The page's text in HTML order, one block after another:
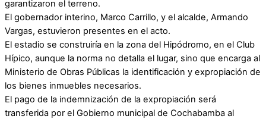
garantizaron el terreno.
El gobernador interino, Marco Carrillo, y el alcalde, Armando
Vargas, estuvieron presentes en el acto.
El estadio se construiría en la zona del Hipódromo, en el Club
Hípico, aunque la norma no detalla el lugar, sino que encarga al
Ministerio de Obras Públicas la identificación y expropiación de
los bienes inmuebles necesarios.
El pago de la indemnización de la expropiación será
transferida por el Gobierno municipal de Cochabamba al